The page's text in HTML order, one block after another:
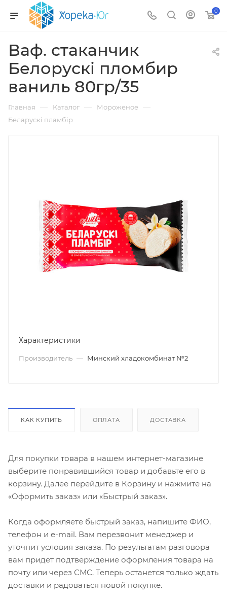
0
Ваф. стаканчик
Белорускi пломбир
ваниль 80гр/35
Главная — Каталог — Мороженое —
Беларускi пламбiр
Характеристики
Производитель — Минский хладокомбинат №2
КАК КУПИТЬ ОПЛАТА ДОСТАВКА
Для покупки товара в нашем интернет-магазине
выберите понравившийся товар и добавьте его в
корзину. Далее перейдите в Корзину и нажмите на
«Оформить заказ» или «Быстрый заказ».
Когда оформляете быстрый заказ, напишите ФИО,
телефон и e-mail. Вам перезвонит менеджер и
уточнит условия заказа. По результатам разговора
вам придет подтверждение оформления товара на
почту или через СМС. Теперь останется только ждать
доставки и радоваться новой покупке.